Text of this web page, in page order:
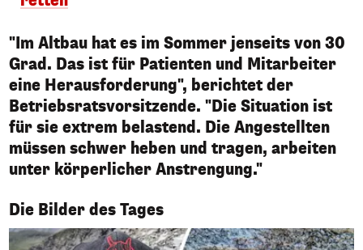
"Im Altbau hat es im Sommer jenseits von 30
Grad. Das ist für Patienten und Mitarbeiter
eine Herausforderung", berichtet der
Betriebsratsvorsitzende. "Die Situation ist
für sie extrem belastend. Die Angestellten
müssen schwer heben und tragen, arbeiten
unter körperlicher Anstrengung."
Die Bilder des Tages
1/50